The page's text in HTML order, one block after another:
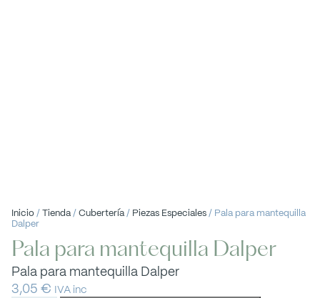
Inicio/Tienda/Cubertería/ Piezas Especiales/ Pala para mantequilla
Dalper
Pala para mantequilla Dalper
Pala para mantequilla Dalper
3,05 € IVA inc